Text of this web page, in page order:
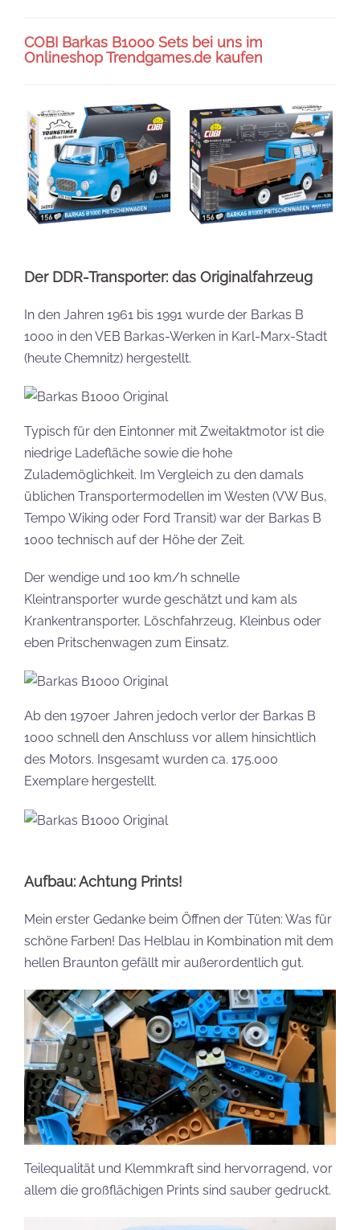
COBI Barkas B1000 Sets bei uns im
Onlineshop Trendgames.de kaufen
Der DDR-Transporter: das Originalfahrzeug
In den Jahren 1961 bis 1991 wurde der Barkas B
1000 in den VEB Barkas-Werken in Karl-Marx-Stadt
(heute Chemnitz) hergestellt.
Typisch für den Eintonner mit Zweitaktmotor ist die
niedrige Ladefläche sowie die hohe
Zulademöglichkeit. Im Vergleich zu den damals
üblichen Transportermodellen im Westen (VW Bus,
Tempo Wiking oder Ford Transit) war der Barkas B
1000 technisch auf der Höhe der Zeit.
Der wendige und 100 km/h schnelle
Kleintransporter wurde geschätzt und kam als
Krankentransporter, Löschfahrzeug, Kleinbus oder
eben Pritschenwagen zum Einsatz.
Ab den 1970er Jahren jedoch verlor der Barkas B
1000 schnell den Anschluss vor allem hinsichtlich
des Motors. Insgesamt wurden ca. 175.000
Exemplare hergestellt.
Aufbau: Achtung Prints!
Mein erster Gedanke beim Öffnen der Tüten: Was für
schöne Farben! Das Helblau in Kombination mit dem
hellen Braunton gefällt mir außerordentlich gut.
Teilequalität und Klemmkraft sind hervorragend, vor
allem die großflächigen Prints sind sauber gedruckt.